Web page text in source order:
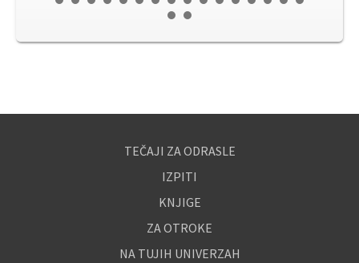
TEČAJI ZA ODRASLE
IZPITI
KNJIGE
ZA OTROKE
NA TUJIH UNIVERZAH